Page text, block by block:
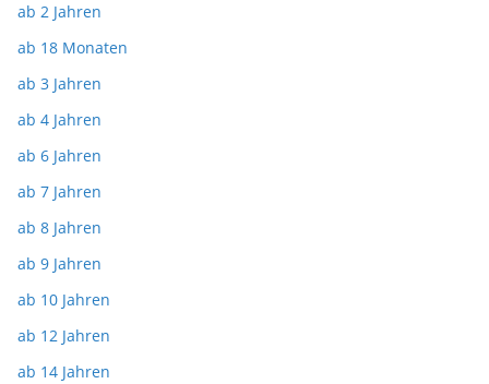
ab 2 Jahren
ab 18 Monaten
ab 3 Jahren
ab 4 Jahren
ab 6 Jahren
ab 7 Jahren
ab 8 Jahren
ab 9 Jahren
ab 10 Jahren
ab 12 Jahren
ab 14 Jahren